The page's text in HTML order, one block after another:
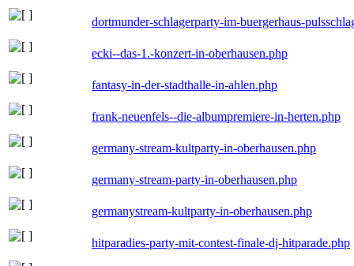
dortmunder-schlagerparty-im-buergerhaus-
ecki--das-1.-konzert-in-oberhausen.php
fantasy-in-der-stadthalle-in-ahlen.php
frank-neuenfels--die-albumpremiere-in-herten.php
germany-stream-kultparty-in-oberhausen.php
germany-stream-party-in-oberhausen.php
germanystream-kultparty-in-oberhausen.php
hitparadies-party-mit-contest-finale-dj-hitparade.php